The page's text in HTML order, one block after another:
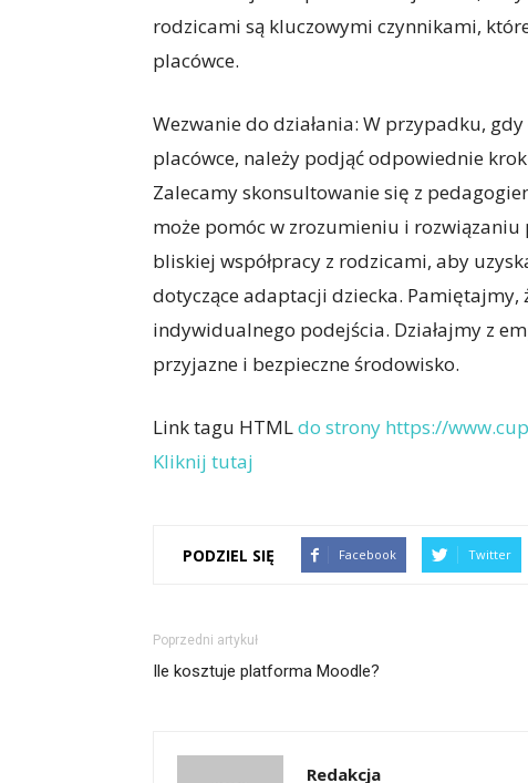
rodzicami są kluczowymi czynnikami,
placówce.
Wezwanie do działania: W przypadku,
placówce, należy podjąć odpowiednie
Zalecamy skonsultowanie się z
może pomóc w zrozumieniu i
bliskiej współpracy z rodzicami, aby
dotyczące adaptacji dziecka. Pamiętajmy,
indywidualnego podejścia. Działajmy z
przyjazne i bezpieczne środowisko.
Link tagu HTMLdo strony https://
Kliknij tutaj
PODZIEL SIĘ Facebook Twitter
Poprzedni artykuł
Ile kosztuje platforma Moodle?
Redakcja